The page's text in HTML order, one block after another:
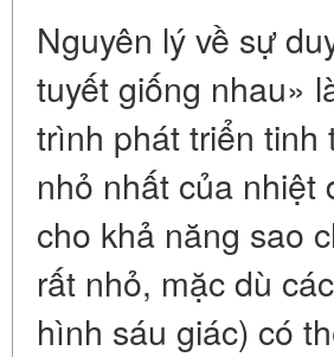
Nguyên lý về sự
tuyết giống nhau»
trình phát triển tinh
nhỏ nhất của nhiệt
cho khả năng sao
rất nhỏ, mặc dù
hình sáu giác) có